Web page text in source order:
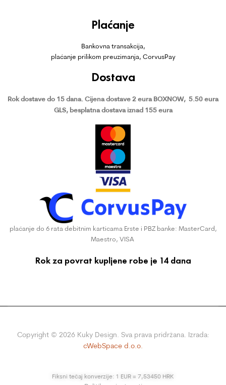
Plaćanje
Bankovna transakcija,
plaćanje prilikom preuzimanja, CorvusPay
Dostava
Rok dostave do 15 dana. Cijena dostave 2 eura BOXNOW, 5.50 eura
GLS, besplatna dostava iznad 155 eura
plaćanje do 6 rata debitnim karticama Erste i PBZ banke: MasterCard,
Maestro, VISA
Rok za povrat kupljene robe je 14 dana
Copyright © 2026Kuky Design. Sva prava pridržana. Izrada:
cWebSpace d.o.o.
Fiksni tečaj konverzije: 1 EUR = 7,53450 HRK